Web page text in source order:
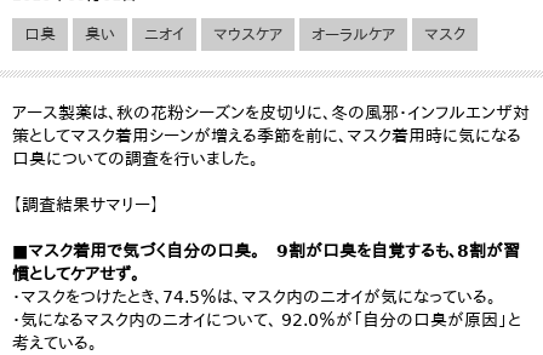
口臭 臭い ニオイ マウスケア オーラルケア マスク
アース製薬は、秋の花粉シーズンを皮切りに、冬の風邪・インフルエンザ対
策としてマスク着用シーンが増える季節を前に、マスク着用時に気になる
口臭についての調査を行いました。
【調査結果サマリー】
■マスク着用で気づく自分の口臭。 9割が口臭を自覚するも、8割が習
慣としてケアせず。
・マスクをつけたとき、74.5％は、マスク内のニオイが気になっている。
・気になるマスク内のニオイについて、 92.0％が「自分の口臭が原因」と
考えている。